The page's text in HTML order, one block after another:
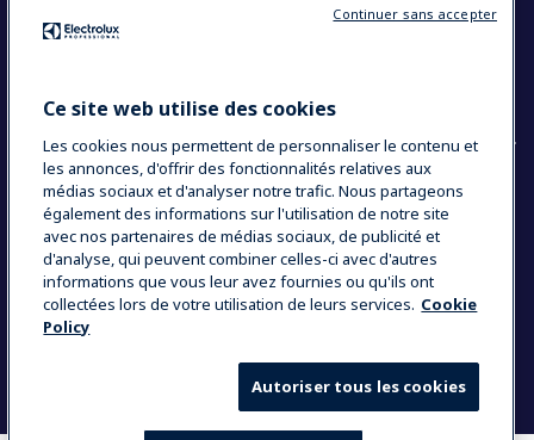
COUNTRY AND LANGUAGE
VOTRE SÉLECTION : FRANCE
Data Privacy Statement
CGV Plan du site
Ce site web utilise des cookies
Les cookies nous permettent de personnaliser le contenu et
les annonces, d'offrir des fonctionnalités relatives aux
médias sociaux et d'analyser notre trafic. Nous partageons
également des informations sur l'utilisation de notre site
avec nos partenaires de médias sociaux, de publicité et
d'analyse, qui peuvent combiner celles-ci avec d'autres
informations que vous leur avez fournies ou qu'ils ont
collectées lors de votre utilisation de leurs services. Cookie
Policy
Autoriser tous les cookies
Continuer sans accepter